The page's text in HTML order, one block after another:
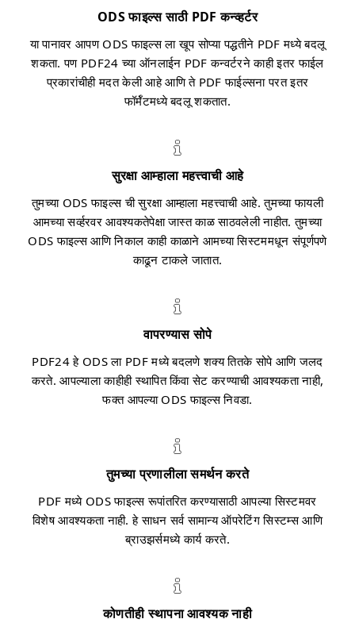
ODS फाइल्स साठी PDF कन्व्हर्टर
या पानावर आपण ODS फाइल्स ला खूप सोप्या पद्धतीने PDF मध्ये बदलू
शकता. पण PDF24 च्या ऑनलाईन PDF कन्वर्टरने काही इतर फाईल
प्रकारांचीही मदत केली आहे आणि ते PDF फाईल्सना परत इतर
फॉर्मॅटमध्ये बदलू शकतात.
सुरक्षा आम्हाला महत्त्वाची आहे
तुमच्या ODS फाइल्स ची सुरक्षा आम्हाला महत्त्वाची आहे. तुमच्या फायली
आमच्या सर्व्हरवर आवश्यकतेपेक्षा जास्त काळ साठवलेली नाहीत. तुमच्या
ODS फाइल्स आणि निकाल काही काळाने आमच्या सिस्टममधून संपूर्णपणे
काढून टाकले जातात.
वापरण्यास सोपे
PDF24 हे ODS ला PDF मध्ये बदलणे शक्य तितके सोपे आणि जलद
करते. आपल्याला काहीही स्थापित किंवा सेट करण्याची आवश्यकता नाही,
फक्त आपल्या ODS फाइल्स निवडा.
तुमच्या प्रणालीला समर्थन करते
PDF मध्ये ODS फाइल्स रूपांतरित करण्यासाठी आपल्या सिस्टमवर
विशेष आवश्यकता नाही. हे साधन सर्व सामान्य ऑपरेटिंग सिस्टम्स आणि
ब्राउझर्समध्ये कार्य करते.
कोणतीही स्थापना आवश्यक नाही